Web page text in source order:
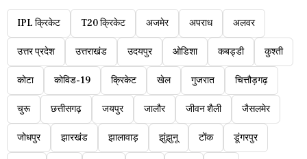
IPL क्रिकेट T20 क्रिकेट अजमेर अपराध अलवर
उत्तर प्रदेश उत्तराखंड उदयपुर ओडिशा कबड्डी कुश्ती
कोटा कोविड-19 क्रिकेट खेल गुजरात चित्तौड़गढ़
चुरू छत्तीसगढ़ जयपुर जालौर जीवन शैली जैसलमेर
जोधपुर झारखंड झालावाड़ झुंझुनू टोंक डूंगरपुर